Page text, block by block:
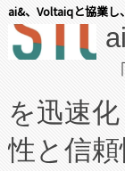
たNeX
従来の
に、患
ai&、Voltaiqと協業し
を迅速
性と信